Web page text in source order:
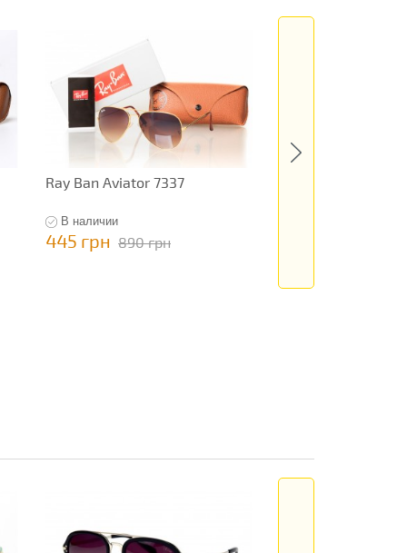
Ray Ban Aviator 7337
В наличии
445 грн 890 грн